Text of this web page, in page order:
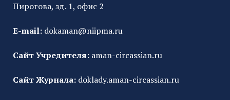
Пирогова, зд. 1, офис 2
E-mail:dokaman@niipma.ru
Сайт Учредителя: aman-circassian.ru
Сайт Журнала: doklady.aman-circassian.ru